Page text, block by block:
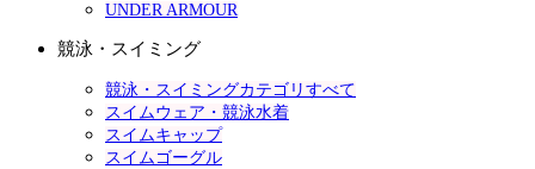
UNDER ARMOUR
競泳・スイミング
競泳・スイミングカテゴリすべて
スイムウェア・競泳水着
スイムキャップ
スイムゴーグル